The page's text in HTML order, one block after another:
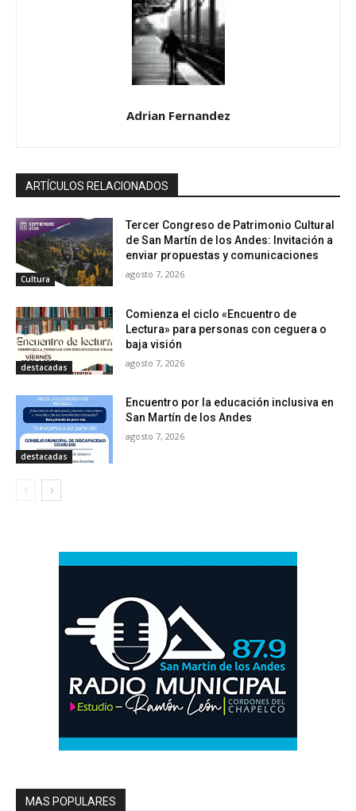
Adrian Fernandez
ARTÍCULOS RELACIONADOS
Cultura
Tercer Congreso de Patrimonio Cultural
de San Martín de los Andes: Invitación a
enviar propuestas y comunicaciones
agosto 7, 2026
destacadas
Comienza el ciclo «Encuentro de
Lectura» para personas con ceguera o
baja visión
agosto 7, 2026
destacadas
Encuentro por la educación inclusiva en
San Martín de los Andes
agosto 7, 2026
MAS POPULARES